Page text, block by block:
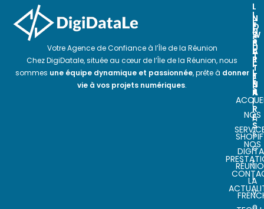
Votre Agence de Confiance à l’Île de la Réunion
Chez DigiDatale, située au cœur de l’Île de la Réunion, nous
sommes une équipe dynamique et passionnée, prête à donner
vie à vos projets numériques.
L
I
E
N
S
U
T
I
L
E
S
NOS
NOS
N
O
S
P
A
R
T
E
N
A
I
R
E
S
LA
N
E
W
S
L
E
T
T
E
R
I
n
s
c
r
i
v